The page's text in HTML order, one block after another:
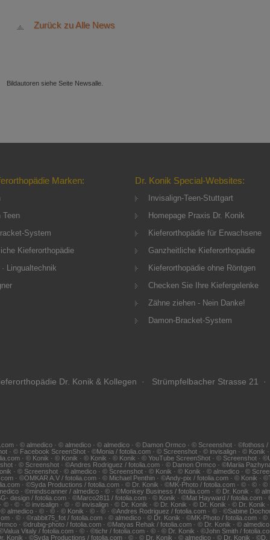
Zurück zu Alle News
Bildautoren siehe Seite Newsalle.
Marken:
Teen
System
Kieferorthopädie
Lingualtechnik
Dr. Konik Special-Websites:
Invisalign-Teen-Stuttgart
Homepage Praxis Dr. Konik
Kieferorthopädie für Erwachsene
Ganzheitliche Kieferorthopädie
Kieferorthopädie ohne Röntgen
Checken Sie Ihre Kiefergelenke
Zähne ziehen - Nein Danke!
Damon-Bracket-System
Dr. Konik & Kollegen · Strümpfelbacher Strasse 21
· © almedico · © almedico · © almedico · © Damon Ormco · © Screenshot · ©fothoss
· © Facebook ScreenShot · ©Monia / fotolia.com · © Screenshot · © invisalign · ©
· © Konik · © Konik · © Konik · © Konik · © YouTube ScreenShot · © Screenshot ·
· © Screenshot · ©Andres Rodriguez / fotolia.com · © Damon Ormco · ©Mariia
· © Screenshot · © almedico · © Screenshot · © Konik · © Konik · © almedico · ©
· ©OMKAR A.V / fotolia.com · © Michael Penthin · ©Andy-pix / fotolia.com · © Konik
· ©Syda Productions / fotolia.com · © Dr. Konik · ©MK-Photo / fotolia.com · © · © ·
· ©mindscanner / almedico · © · ©Monkey Business / fotolia.com · © Dr. Konik · ©
design / fotolia.com · ©Marco2811 / fotolia.com · © Konik · ©Mat Hayward / fotolia.com
· © · © invisalign · © · © invisalign · © Dr. Konik · © Dr. Konik · © Dr. Konik · © Dr.
almedico · © · © · © Konik · © · © · ©Andres Rodriguez / fotolia.com · © · ©Sabine
· © · ©rabbit75_fot / fotolia.com · © almedico · © Dr. Konik · ©MK-Photo / fotolia.com ·
· ©drubig-photo / fotolia.com · ©Matyas Rehak / fotolia.com · © Dr. Konik · ©
Vitaly / fotolia.com · © · ©tichr / fotolia.com · © · © Dr. Konik · ©John Smith /
Konik · ©Syda Productions / fotolia.com · © · © Dr. Konik · © almedico · © Dr. Konik ·